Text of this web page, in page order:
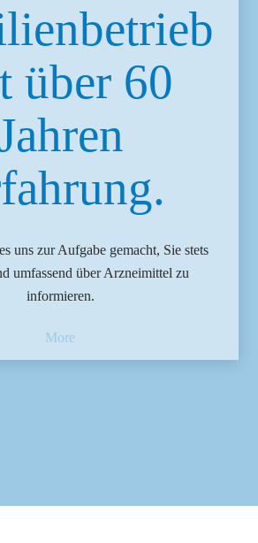
über 60
uns zur Aufgabe gemacht, Sie stets
umfassend über Arzneimittel zu
informieren.
More